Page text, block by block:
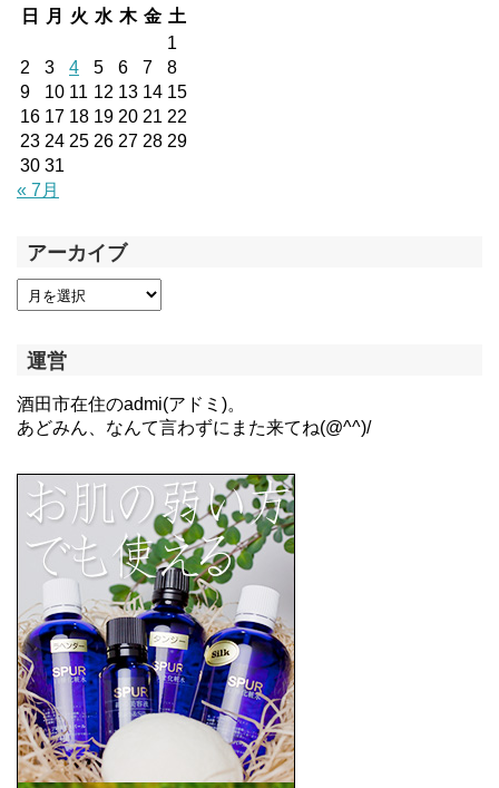
日
月 火 水 木 金 土
1
2
3 4 5 6 7
8
9
10 11 12 13 14 15
16 17 18 19 20 21 22
23 24 25 26 27 28 29
30 31
« 7月
アーカイブ
運営
酒田市在住のadmi(アドミ)。
あどみん、なんて言わずにまた来てね(@^^)/